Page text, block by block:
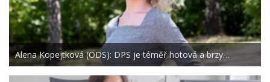
Alena Kopejtková (ODS): DPS je téměř hotová a brzy…